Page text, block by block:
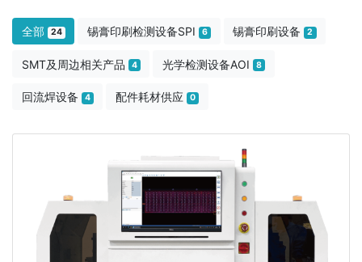
全部 24 锡膏印刷检测设备SPI 6 锡膏印刷设备 2
SMT及周边相关产品 4 光学检测设备AOI 8
回流焊设备 4 配件耗材供应 0